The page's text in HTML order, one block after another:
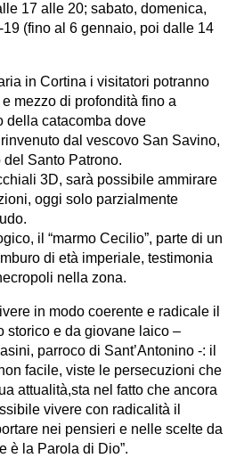
17 alle 20; sabato, domenica,
19 (fino al 6 gennaio, poi dalle 14
in Cortina i visitatori potranno
mezzo di profondità fino a
della catacomba dove
dal vescovo San Savino,
Santo Patrono.
3D, sarà possibile ammirare
oggi solo parzialmente
il “marmo Cecilio”, parte di un
di età imperiale, testimonia
nella zona.
in modo coerente e radicale il
storico e da giovane laico –
parroco di Sant’Antonino -: il
facile, viste le persecuzioni che
attualità,sta nel fatto che ancora
vivere con radicalità il
nei pensieri e nelle scelte da
è la Parola di Dio”.